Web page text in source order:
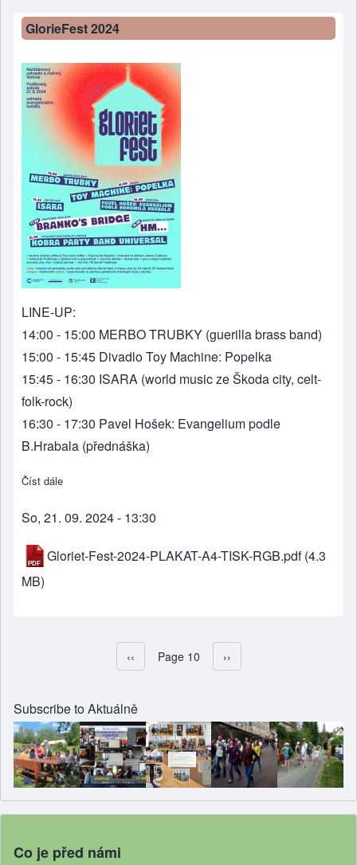
GlorieFest 2024
LINE-UP:
14:00 - 15:00 MERBO TRUBKY (guerilla brass band)
15:00 - 15:45 Divadlo Toy Machine: Popelka
15:45 - 16:30 ISARA (world music ze Škoda city, celt-
folk-rock)
16:30 - 17:30 Pavel Hošek: Evangelium podle
B.Hrabala (přednáška)
Číst dále
So, 21. 09. 2024 - 13:30
Gloriet-Fest-2024-PLAKAT-A4-TISK-RGB.pdf (4.3
MB)
Pagination
Předchozí stránka
‹‹ Page 10 Následující stránka
››
Subscribe to Aktuálně
Co je před námi